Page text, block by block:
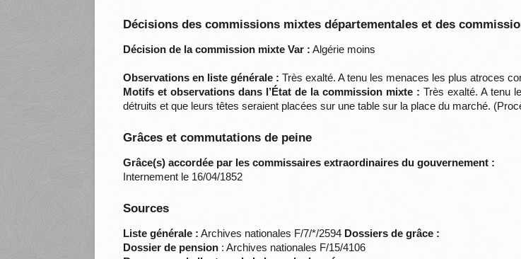
Décisions des commissions mixtes départementales et des
Décision de la commission mixte Var : Algérie moins
Observations en liste générale : Très exalté. A tenu les menaces les plus atroces
Motifs et observations dans l’État de la commission mixte : Très exalté. A tenu
détruits et que leurs têtes seraient placées sur une table sur la place du marché.
Grâces et commutations de peine
Grâce(s) accordée par les commissaires extraordinaires du gouvernement :
Internement le 16/04/1852
Sources
Liste générale : Archives nationales F/7/*/2594 Dossiers de grâce :
Dossier de pension : Archives nationales F/15/4106